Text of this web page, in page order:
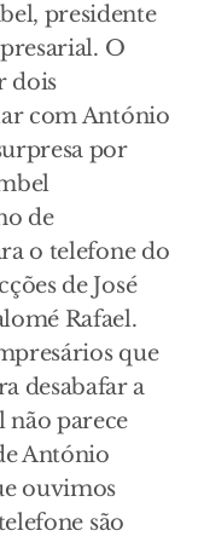
presidente
O
dois
com António
por
de
o telefone do
de José
Rafael.
que
desabafar a
não parece
António
ouvimos
são